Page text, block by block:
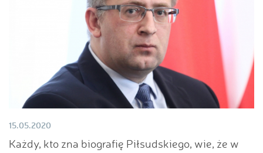
15.05.2020
Każdy, kto zna biografię Piłsudskiego, wie, że w